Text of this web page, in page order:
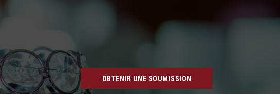
OBTENIR UNE SOUMISSION